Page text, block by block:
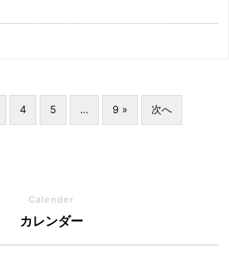
4 5 … 9 » 次へ
Calender
カレンダー